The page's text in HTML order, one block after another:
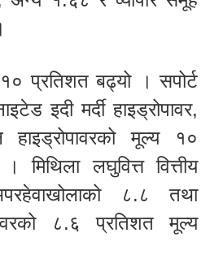
प्रतिशत बढ्यो । सपोर्ट
इदी मर्दी हाइड्रोपावर,
मूल्य १०
मिथिला लघुवित्त वित्तीय
८.८ तथा
८.६ प्रतिशत मूल्य